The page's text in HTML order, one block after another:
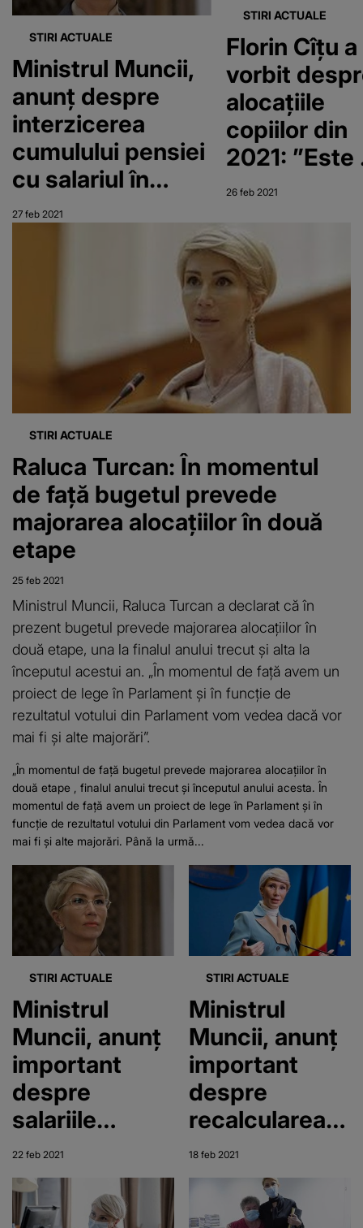
STIRI ACTUALE
Ministrul Muncii,
anunț despre
interzicerea
cumulului pensiei
cu salariul în
sistemul public
27 feb 2021
STIRI ACTUALE
Florin Cîțu a
vorbit
alocațiile
copiilor din
2021: ”Este
creștere
26 feb 2021
STIRI ACTUALE
Raluca Turcan: În momentul
de faţă bugetul prevede
majorarea alocaţiilor în două
etape
25 feb 2021
Ministrul Muncii, Raluca Turcan a declarat că în
prezent bugetul prevede majorarea alocaţiilor în
două etape, una la finalul anului trecut şi alta la
începutul acestui an. „În momentul de faţă avem un
proiect de lege în Parlament şi în funcţie de
rezultatul votului din Parlament vom vedea dacă vor
mai fi şi alte majorări”.
„În momentul de faţă bugetul prevede majorarea alocaţiilor în
două etape , finalul anului trecut şi începutul anului acesta. În
momentul de faţă avem un proiect de lege în Parlament şi în
funcţie de rezultatul votului din Parlament vom vedea dacă vor
mai fi şi alte majorări. Până la urmă...
STIRI ACTUALE
Ministrul
Muncii, anunț
important
despre
salariile
minerilor
22 feb 2021
STIRI ACTUALE
Ministrul
Muncii, anunț
important
despre
recalcularea
pensiilor
18 feb 2021